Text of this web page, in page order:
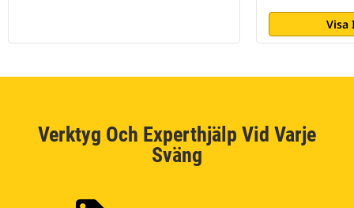
Visa
Verktyg Och Experthjälp Vid Varje
Sväng